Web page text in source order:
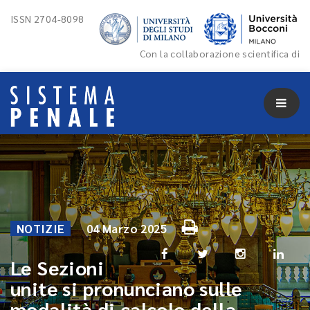
ISSN 2704-8098
Con la collaborazione scientifica di
NOTIZIE 04 Marzo 2025
Le Sezioni
unite si pronunciano sulle